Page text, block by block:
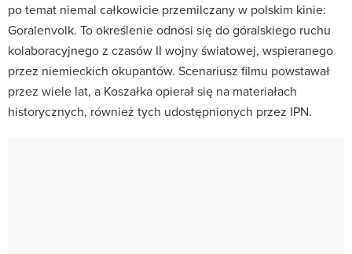
po temat niemal całkowicie przemilczany w polskim kinie:
Goralenvolk. To określenie odnosi się do góralskiego ruchu
kolaboracyjnego z czasów II wojny światowej, wspieranego
przez niemieckich okupantów. Scenariusz filmu powstawał
przez wiele lat, a Koszałka opierał się na materiałach
historycznych, również tych udostępnionych przez IPN.